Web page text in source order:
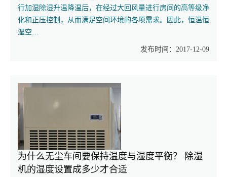
行加湿除湿升温降温后，在经过大回风量进行房间的高等级净
化和正压控制，从而满足空间环境的各项需求。因此，恒温恒
湿空…
发布时间：2017-12-09
为什么无尘车间要保持温度与湿度平衡？ 除湿
机的湿度设置成多少才合适